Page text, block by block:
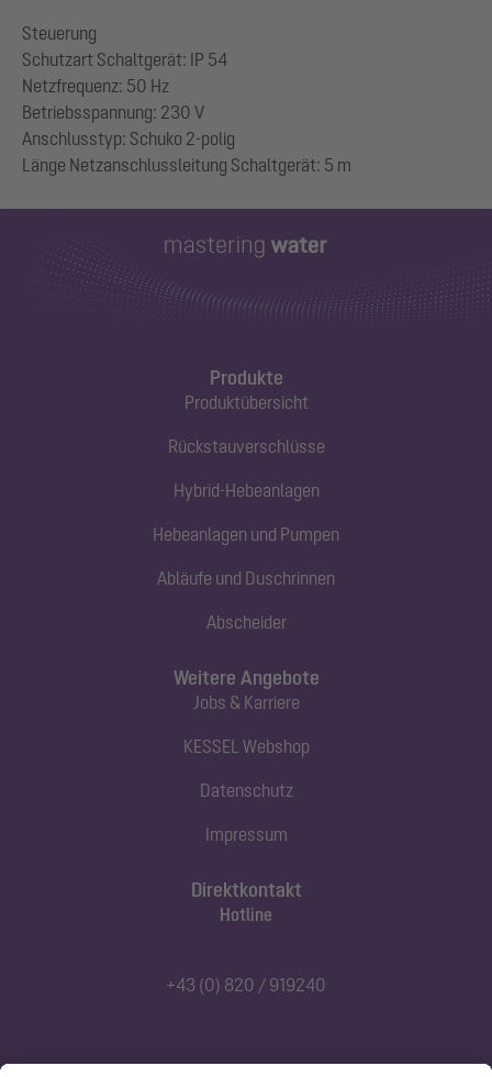
Steuerung
Schutzart Schaltgerät: IP 54
Netzfrequenz: 50 Hz
Betriebsspannung: 230 V
Anschlusstyp: Schuko 2-polig
Produkte
Produktübersicht
Rückstauverschlüsse
Hybrid-Hebeanlagen
Hebeanlagen und Pumpen
Abläufe und Duschrinnen
Abscheider
Direktkontakt
Hotline
+43 (0) 820 / 919240
Weitere Angebote
Jobs & Karriere
KESSEL Webshop
Datenschutz
Impressum